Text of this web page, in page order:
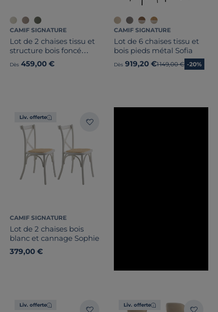
CAMIF SIGNATURE
Lot de 2 chaises tissu et
structure bois foncé
Solane
Dès 459,00 €
CAMIF SIGNATURE
Lot de 6 chaises tissu et
bois pieds métal Sofia
Dès 919,20 €Ancien prix
1 149,00 € -20%
Liv. offerte
CAMIF SIGNATURE
Lot de 2 chaises bois
blanc et cannage Sophie
379,00 €
Liv. offerte Liv. offerte
Note des clients
Stock